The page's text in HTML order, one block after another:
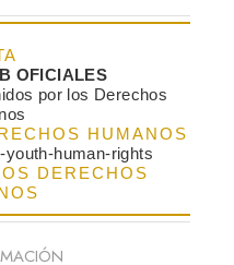
OFICIALES
HUMANOS
DERECHOS